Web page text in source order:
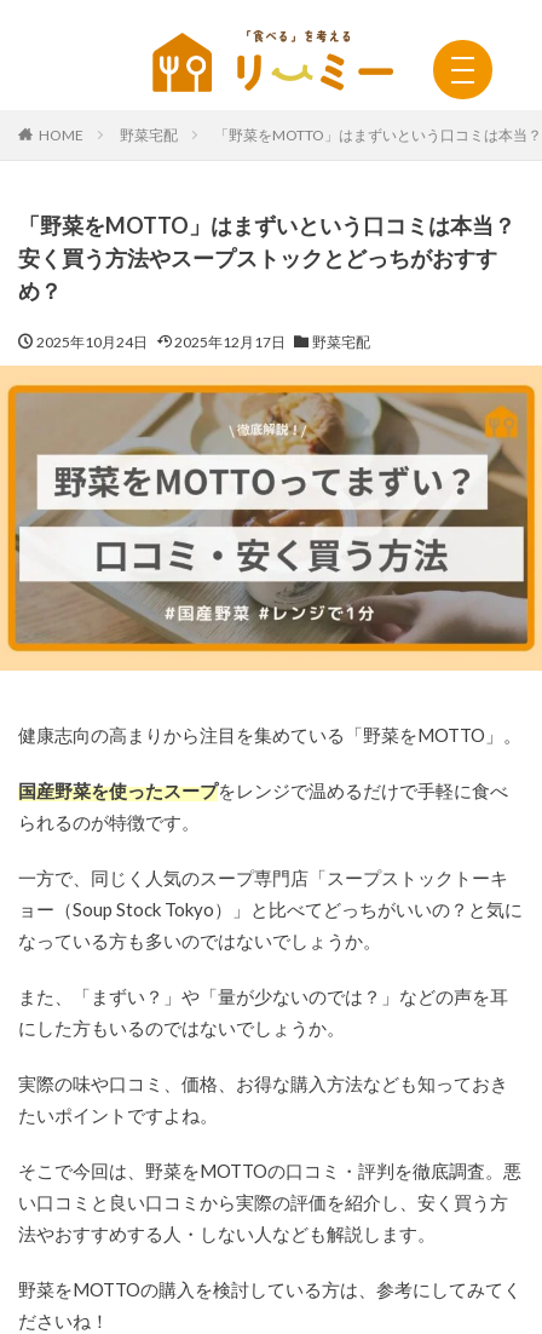
HOME 野菜宅配 「野菜をMOTTO」はまずいという口コミは本
「野菜をMOTTO」はまずいという口コミは本当？
安く買う方法やスープストックとどっちがおすす
め？
2025年10月24日 2025年12月17日 野菜宅配
健康志向の高まりから注目を集めている「野菜をMOTTO」。
国産野菜を使ったスープをレンジで温めるだけで手軽に食べ
られるのが特徴です。
一方で、同じく人気のスープ専門店「スープストックトーキ
ョー（Soup Stock Tokyo）」と比べてどっちがいいの？と気に
なっている方も多いのではないでしょうか。
また、「まずい？」や「量が少ないのでは？」などの声を耳
にした方もいるのではないでしょうか。
実際の味や口コミ、価格、お得な購入方法なども知っておき
たいポイントですよね。
そこで今回は、野菜をMOTTOの口コミ・評判を徹底調査。悪
い口コミと良い口コミから実際の評価を紹介し、安く買う方
法やおすすめする人・しない人なども解説します。
野菜をMOTTOの購入を検討している方は、参考にしてみてく
ださいね！